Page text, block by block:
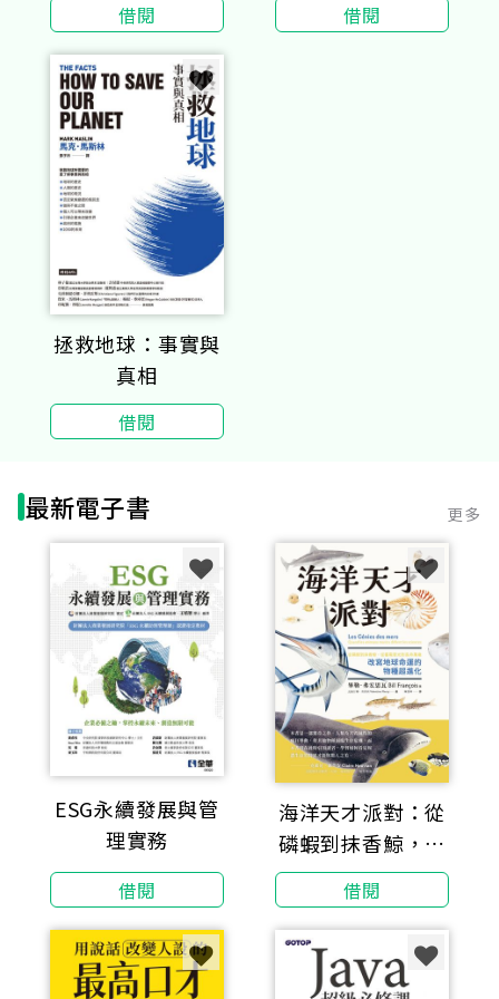
借閱 借閱
拯救地球：事實與
真相
借閱
最新電子書 更多
ESG永續發展與管
理實務
借閱
海洋天才派對：從
磷蝦到抹香鯨，從
蓄電發光到長命萬
歲，改寫地球命運
的物種超進化【科
學界與文壇雙棲天
借閱